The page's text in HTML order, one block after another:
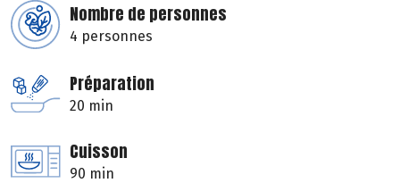
Nombre de personnes
4 personnes
Préparation
20 min
Cuisson
90 min